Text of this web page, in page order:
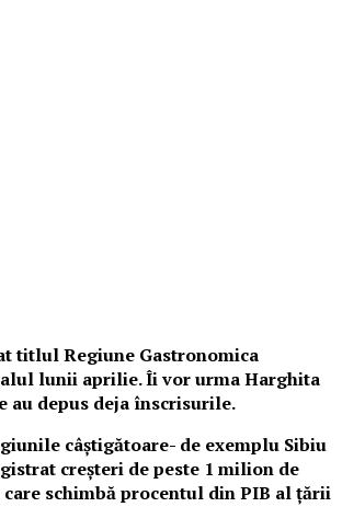
titlul Regiune Gastronomica
lunii aprilie. Îi vor urma Harghita
au depus deja înscrisurile.
câștigătoare- de exemplu Sibiu
creșteri de peste 1 milion de
schimbă procentul din PIB al țării